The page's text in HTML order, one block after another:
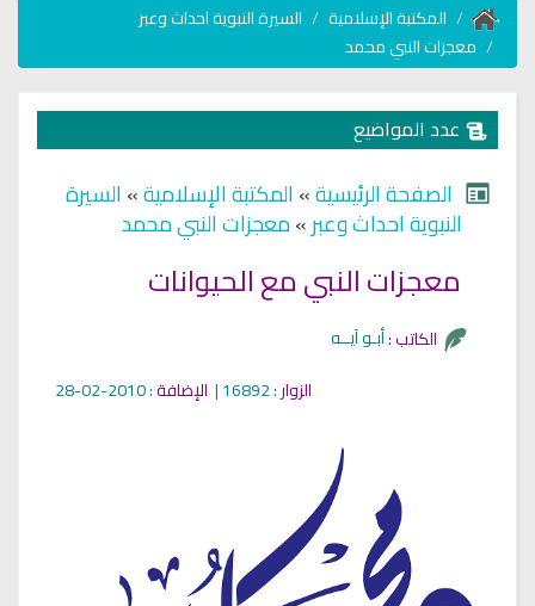
المكتبة الإسلامية
السيرة النبوية احداث وعبر
معجزات النبي محمد
عدد المواضيع
الصفحة الرئيسية»المكتبة الإسلامية»السيرة
النبوية احداث وعبر»معجزات النبي محمد
الكاتب :
الزوار: 16892 | الإضافة: 2010-02-28